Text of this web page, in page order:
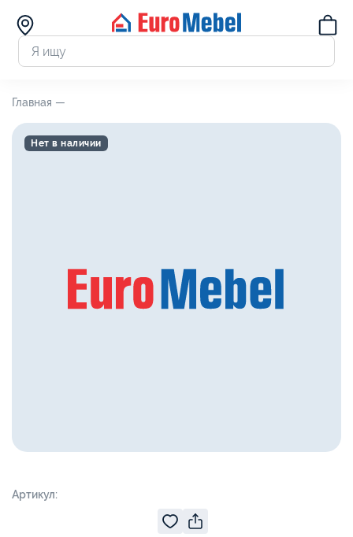
Главная —
Артикул:
Нет в наличии